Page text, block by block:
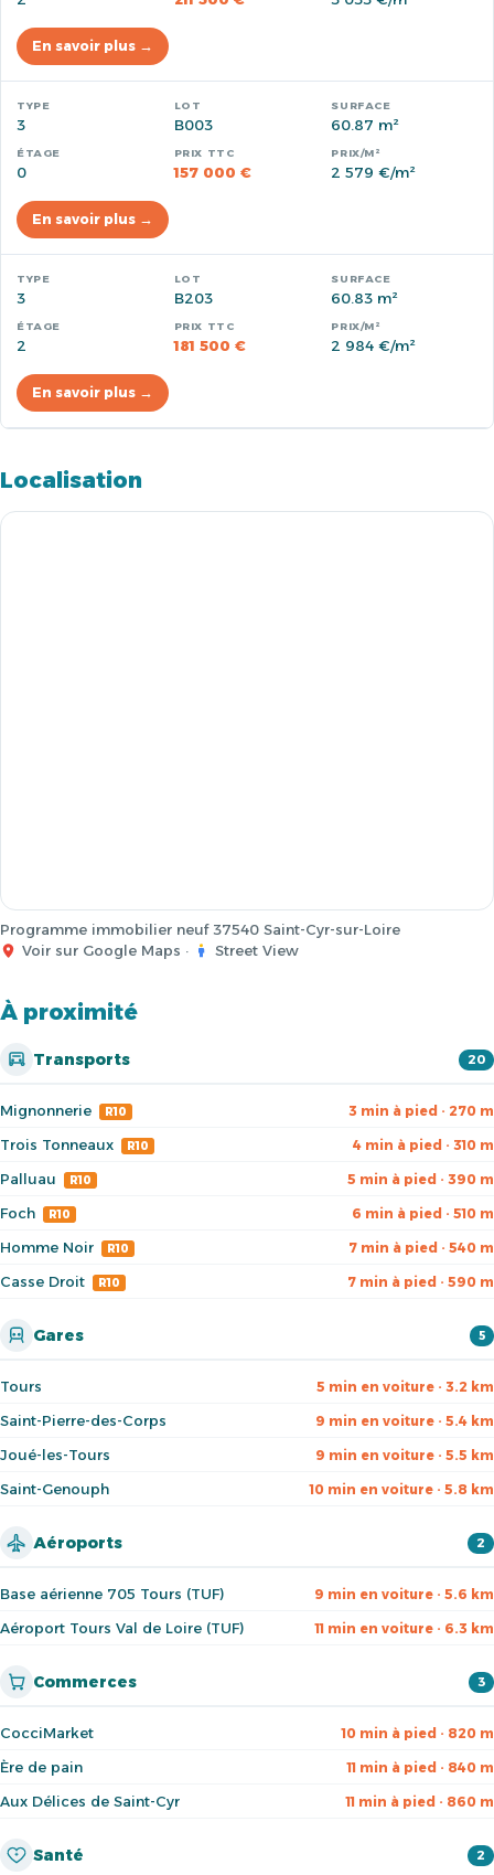
En savoir plus →
3 B003 60.87 m²
0 157 000 € 2 579 €/m²
En savoir plus →
3 B203 60.83 m²
2 181 500 € 2 984 €/m²
En savoir plus →
Localisation
Programme immobilier neuf 37540 Saint-Cyr-sur-Loire
Voir sur Google Maps · Street View
À proximité
Transports 20
Mignonnerie R10 3 min à pied · 270 m
Trois Tonneaux R10 4 min à pied · 310 m
Palluau R10 5 min à pied · 390 m
Foch R10 6 min à pied · 510 m
Homme Noir R10 7 min à pied · 540 m
Casse Droit R10 7 min à pied · 590 m
Gares 5
Tours 5 min en voiture · 3.2 km
Saint-Pierre-des-Corps 9 min en voiture · 5.4 km
Joué-les-Tours 9 min en voiture · 5.5 km
Saint-Genouph 10 min en voiture · 5.8 km
Aéroports 2
Base aérienne 705 Tours (TUF) 9 min en voiture · 5.6 km
Aéroport Tours Val de Loire (TUF) 11 min en voiture · 6.3 km
Commerces 3
CocciMarket 10 min à pied · 820 m
Ère de pain 11 min à pied · 840 m
Aux Délices de Saint-Cyr 11 min à pied · 860 m
Santé 2